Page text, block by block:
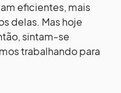
eficientes, mais
delas. Mas hoje
sintam-se
trabalhando para